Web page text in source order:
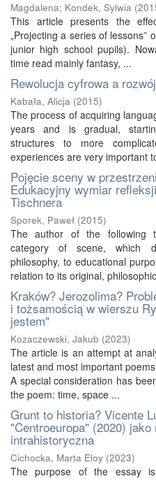
Magdalena; Kondek, Sylwia (
This article presents the
„Projecting a series of lessons”
junior high school pupils).
time read mainly fantasy, ...
Rewolucja cyfrowa a
Kabała, Alicja (2015)
The process of acquiring
years and is gradual,
structures to more
experiences are very important
Pojęcie sceny w
Edukacyjny wymiar
Tischnera
Sporek, Paweł (2015)
The author of the following
category of scene, which
philosophy, to educational
relation to its original,
Kraków? Jerozolima?
i tożsamością w wierszu
jestem"
Kozaczewski, Jakub (2023)
The article is an attempt at
latest and most important
A special consideration has
the poem: time, space ...
Grunt to historia? Vicente
"Centroeuropa" (2020)
intrahistoryczna
Cichocka, Marta Eloy (2023)
The purpose of the essay